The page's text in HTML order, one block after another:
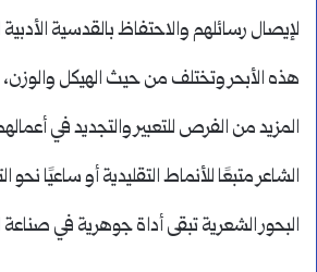
لإيصال رسائلهم والاحتفاظ بالقدسية الأدبية
هذه الأبحر وتختلف من حيث الهيكل والوزن،
المزيد من الفرص للتعبير والتجديد في
الشاعر متبعًا للأنماط التقليدية أو ساعيًا نحو
البحور الشعرية تبقى أداة جوهرية في صناعة